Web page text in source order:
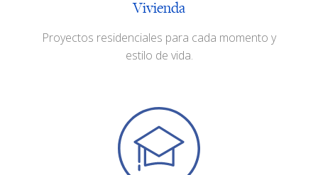
Vivienda
Proyectos residenciales para cada momento y
estilo de vida.